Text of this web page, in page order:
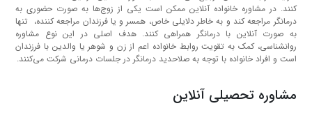
کنند. در مشاوره خانواده آنلاین ممکن است یکی از زوج‌ها به صورت حضوری به
درمانگر مراجعه کند و به خاطر دلایلی خاص، همسر و یا فرزندان مراجعه کننده، تنها
به صورت آنلاین با درمانگر همراهی کنند. هدف اصلی در این نوع مشاوره
روانشناسی، کمک به تقویت روابط خانواده اعم از زن و شوهر یا والدین با فرزندان
است و افراد خانواده با توجه به صلاحدید درمانگر در جلسات درمانی شرکت می‌کنند.
مشاوره تحصیلی آنلاین